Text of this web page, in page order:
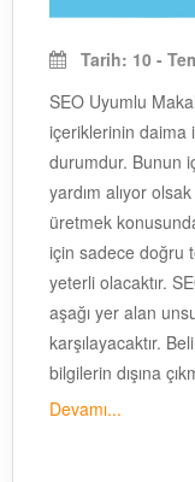
Tarih: 10 -
SEO Uyumlu
içeriklerinin daima
durumdur. Bunun
yardım alıyor
üretmek
için sadece doğru
yeterli olacaktır.
aşağı yer alan
karşılayacaktır.
bilgilerin dışına
Devamı...